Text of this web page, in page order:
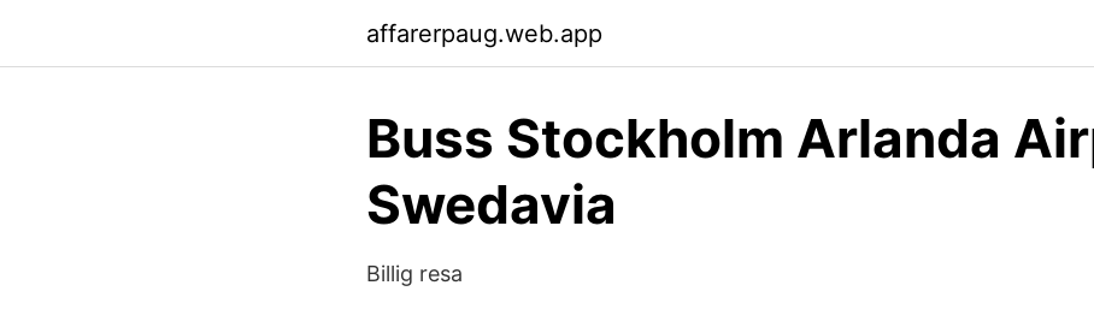
affarerpaug.web.app
Buss Stockholm Arlanda
Swedavia
Billig resa